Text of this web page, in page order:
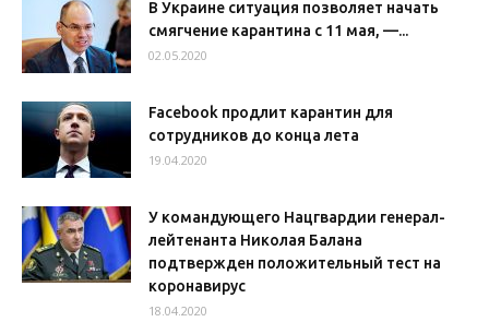
В Украине ситуация позволяет начать
смягчение карантина с 11 мая, —...
02.05.2020
Facebook продлит карантин для
сотрудников до конца лета
19.04.2020
У командующего Нацгвардии генерал-
лейтенанта Николая Балана
подтвержден положительный тест на
коронавирус
18.04.2020